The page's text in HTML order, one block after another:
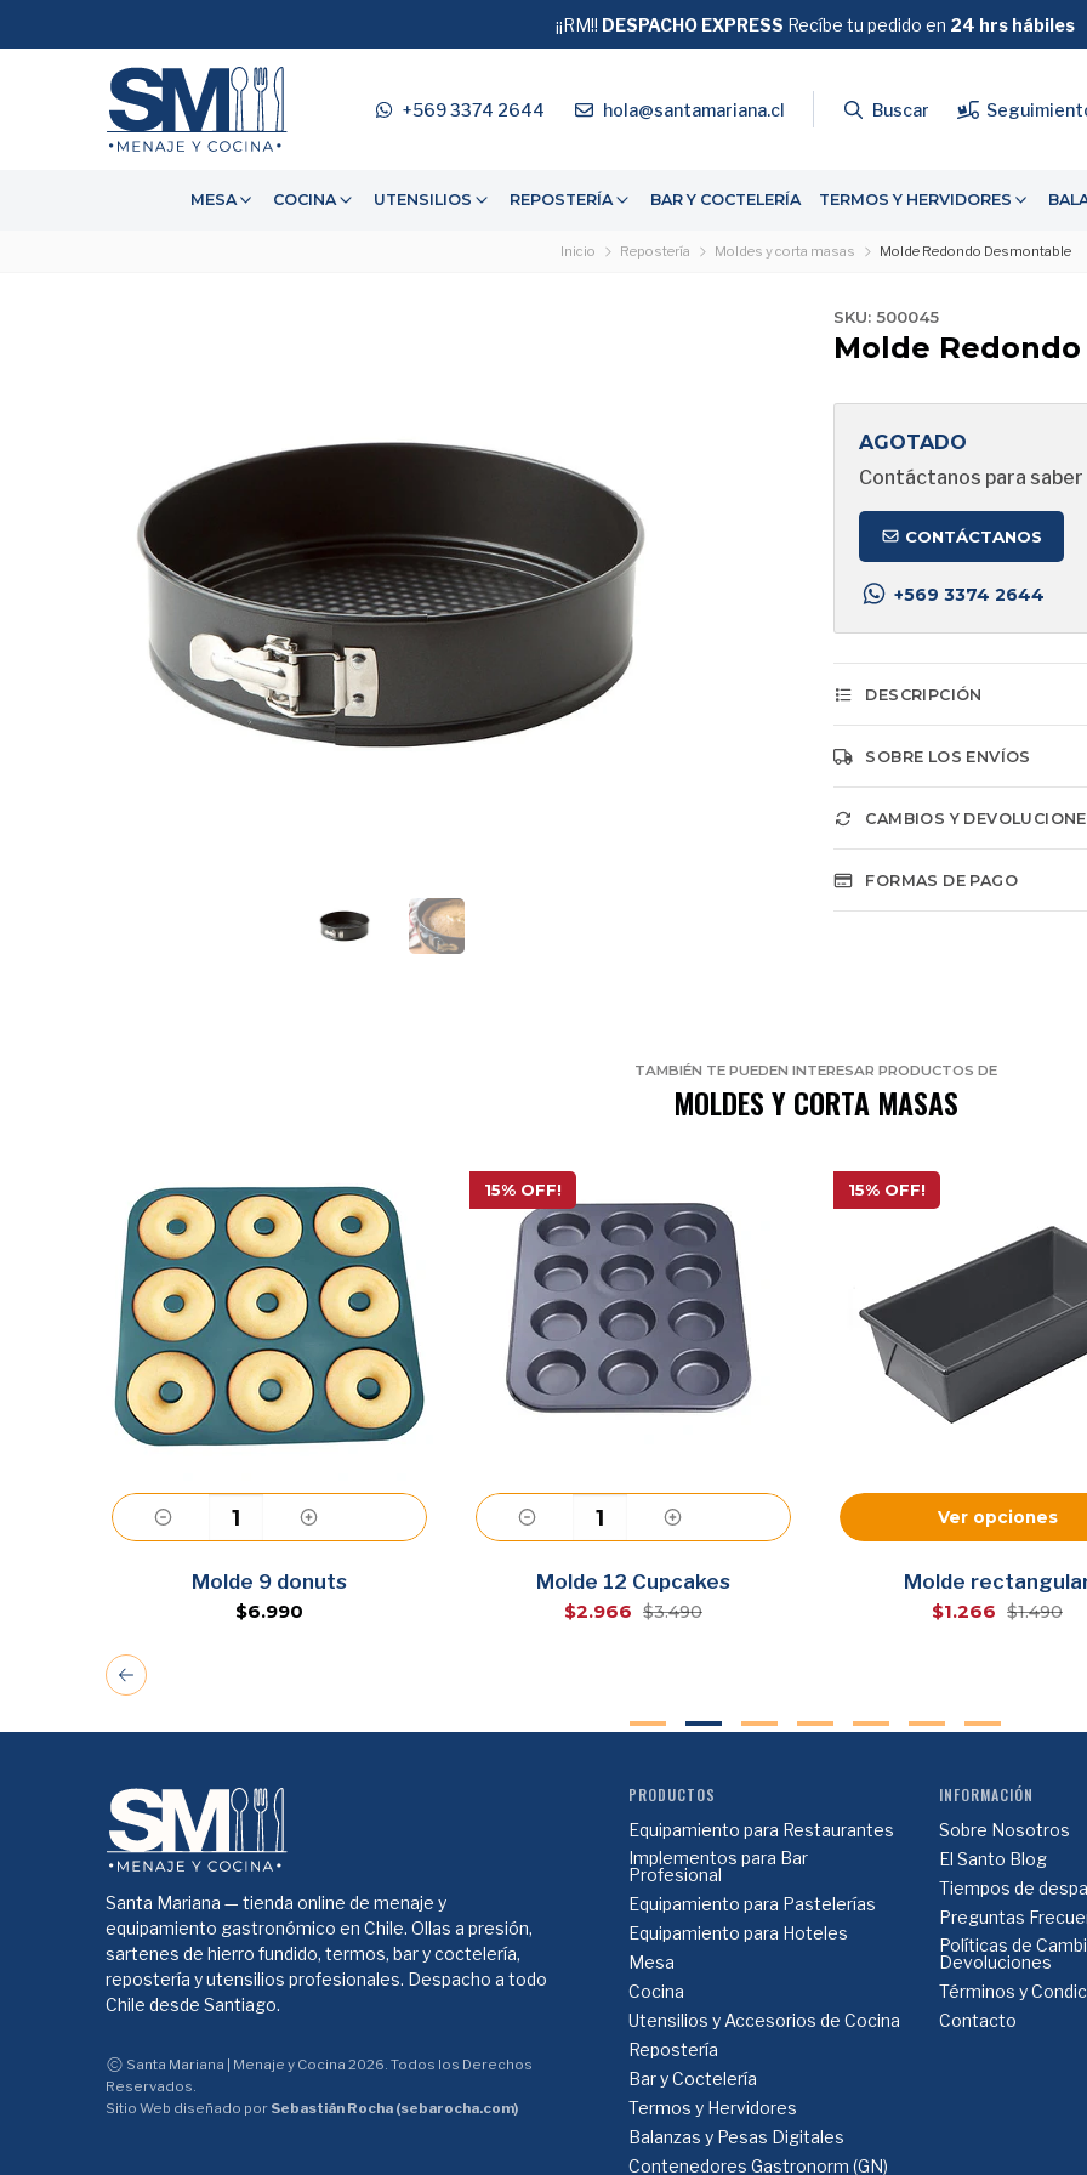
+569 3374 2644 hola@santamariana.cl Buscar
MESA COCINA UTENSILIOS REPOSTERÍA BAR Y COCTELERÍA TERMOS Y HERVIDORES
GRATIS SOBRE $39.990
¡¡RM!! DESPACHO EXPRESS Recíbe tu pedido en 24 hrs hábiles
Inicio Repostería Moldes y corta masas Molde Redondo Desmontable
SKU: 500045
Molde
AGOTADO
Contáctanos para
CONTÁCTANOS
+569 3374 2644
DESCRIPCIÓN
SOBRE LOS ENVÍOS
CAMBIOS Y
FORMAS DE PAGO
TAMBIÉN TE PUEDEN INTERESAR PRODUCTOS DE
MOLDES Y CORTA MASAS
Agregar
Molde 9 donuts
$6.990
Agregar
15% OFF!
Molde 12 Cupcakes
$2.966 $3.490
Ver opciones
15% OFF!
Molde
$1.266 $1.490
Santa Mariana — tienda online de menaje y
equipamiento gastronómico en Chile. Ollas a presión,
sartenes de hierro fundido, termos, bar y coctelería,
repostería y utensilios profesionales. Despacho a todo
Chile desde Santiago.
Santa Mariana | Menaje y Cocina 2026. Todos los Derechos
Reservados.
Sitio Web diseñado por Sebastián Rocha (sebarocha.com)
PRODUCTOS
Equipamiento para Restaurantes
Implementos para Bar
Profesional
Equipamiento para Pastelerías
Equipamiento para Hoteles
Mesa
Cocina
Utensilios y Accesorios de Cocina
Repostería
Bar y Coctelería
Termos y Hervidores
Balanzas y Pesas Digitales
Contenedores Gastronorm (GN)
INFORMACIÓN
Sobre Nosotros
El Santo Blog
Tiempos de
Preguntas
Políticas de
Devoluciones
Términos y
Contacto